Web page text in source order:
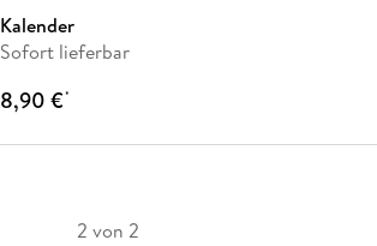
Kalender
Sofort lieferbar
8,90 €*
2 von 2